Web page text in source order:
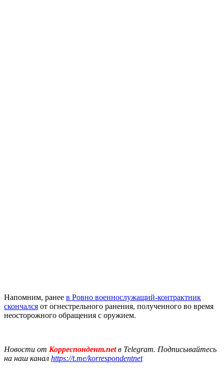
Напомним, ранее в Ровно военнослужащий-контрактник
скончался от огнестрельного ранения, полученного во время
неосторожного обращения с оружием.
Новости от Корреспондент.netв Telegram. Подписывайтесь
на наш канал https://t.me/korrespondentnet